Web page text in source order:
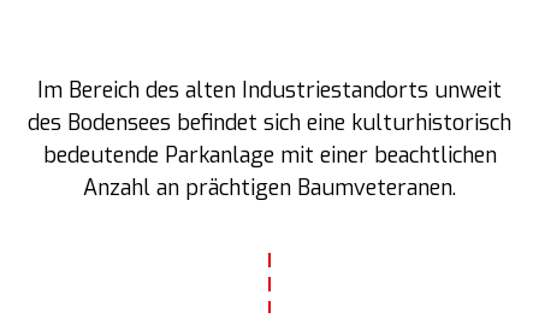
Im Bereich des alten Industriestandorts unweit
des Bodensees befindet sich eine kulturhistorisch
bedeutende Parkanlage mit einer beachtlichen
Anzahl an prächtigen Baumveteranen.